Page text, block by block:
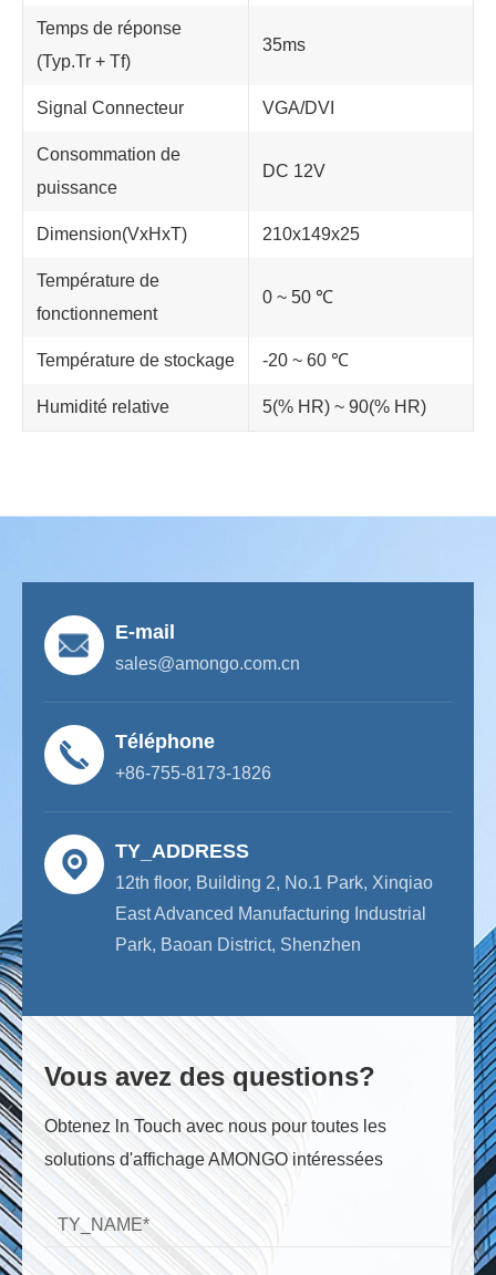
Temps de réponse
(Typ.Tr + Tf)
35ms
Signal Connecteur VGA/DVI
Consommation de
puissance
DC 12V
Dimension(VxHxT) 210x149x25
Température de
fonctionnement
0 ~ 50 ℃
Température de stockage -20 ~ 60 ℃
Humidité relative 5(% HR) ~ 90(% HR)
E-mail
sales@amongo.com.cn
Téléphone
+86-755-8173-1826
TY_ADDRESS
12th floor, Building 2, No.1 Park, Xinqiao
East Advanced Manufacturing Industrial
Park, Baoan District, Shenzhen
Vous avez des questions?
Obtenez ln Touch avec nous pour toutes les
solutions d'affichage AMONGO intéressées